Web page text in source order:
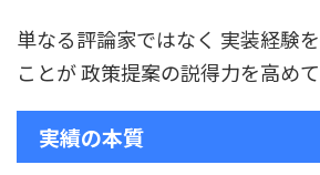
単なる評論家ではなく 実装経験
ことが 政策提案の説得力を高めて
実績の本質